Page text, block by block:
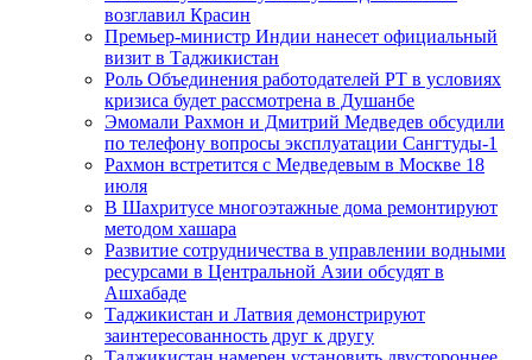
возглавил Красин
Премьер-министр Индии нанесет официальный
визит в Таджикистан
Роль Объединения работодателей РТ в условиях
кризиса будет рассмотрена в Душанбе
Эмомали Рахмон и Дмитрий Медведев обсудили
по телефону вопросы эксплуатации Сангтуды-1
Рахмон встретится с Медведевым в Москве 18
июля
В Шахритусе многоэтажные дома ремонтируют
методом хашара
Развитие сотрудничества в управлении водными
ресурсами в Центральной Азии обсудят в
Ашхабаде
Таджикистан и Латвия демонстрируют
заинтересованность друг к другу